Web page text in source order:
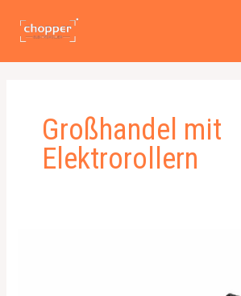
Inhalt
springen
Großhandel mit
Elektrorollern